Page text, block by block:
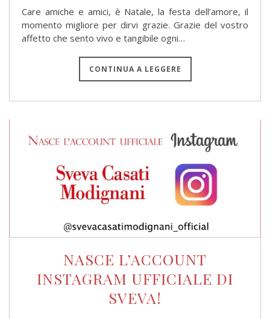
Care amiche e amici, è Natale, la festa dell’amore, il
momento migliore per dirvi grazie. Grazie del vostro
affetto che sento vivo e tangibile ogni…
CONTINUA A LEGGERE
NASCE L’ACCOUNT
INSTAGRAM UFFICIALE DI
SVEVA!